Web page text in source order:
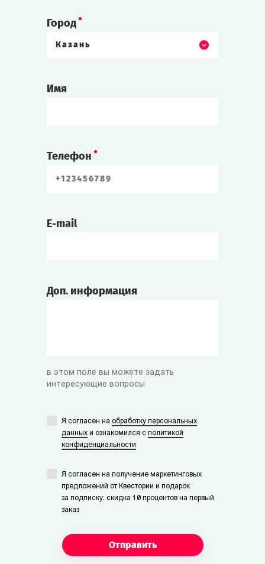
Город
Казань
Имя
Телефон
E-mail
Доп. информация
в этом поле вы можете задать
интересующие вопросы
Я согласен на обработку персональных
данных и ознакомился с политикой
конфиденциальности
Я согласен на получение маркетинговых
предложений от Квестории и подарок
за подписку: скидка 10 процентов на первый
заказ
Отправить